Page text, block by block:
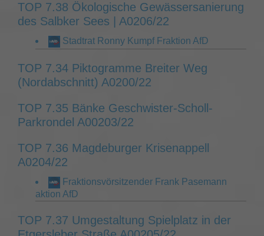
TOP 7.38 Ökologische Gewässersanierung
des Salbker Sees | A0206/22
Stadtrat Ronny Kumpf Fraktion AfD
TOP 7.34 Piktogramme Breiter Weg
(Nordabschnitt) A0200/22
TOP 7.35 Bänke Geschwister-Scholl-
Parkrondel A00203/22
TOP 7.36 Magdeburger Krisenappell
A0204/22
Fraktionsvörsitzender Frank Pasemann
aktion AfD
TOP 7.37 Umgestaltung Spielplatz in der